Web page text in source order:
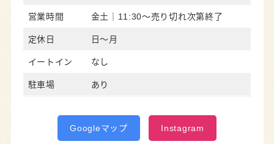
営業時間 金土｜11:30～売り切れ次第終了
定休日 日～月
イートイン なし
駐車場 あり
Googleマップ Instagram